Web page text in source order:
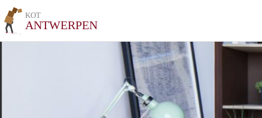
KOT
ANTWERPEN